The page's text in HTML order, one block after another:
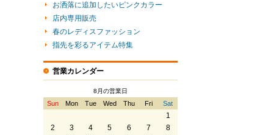
お洒落に追加したいピンクカラー
店内専用販売
春のレディスファッション
指先を彩るアイテム特集
営業カレンダー
8月の営業日
Sun Mon Tue Wed Thu Fri Sat
1
2
3 4 5 6 7
8